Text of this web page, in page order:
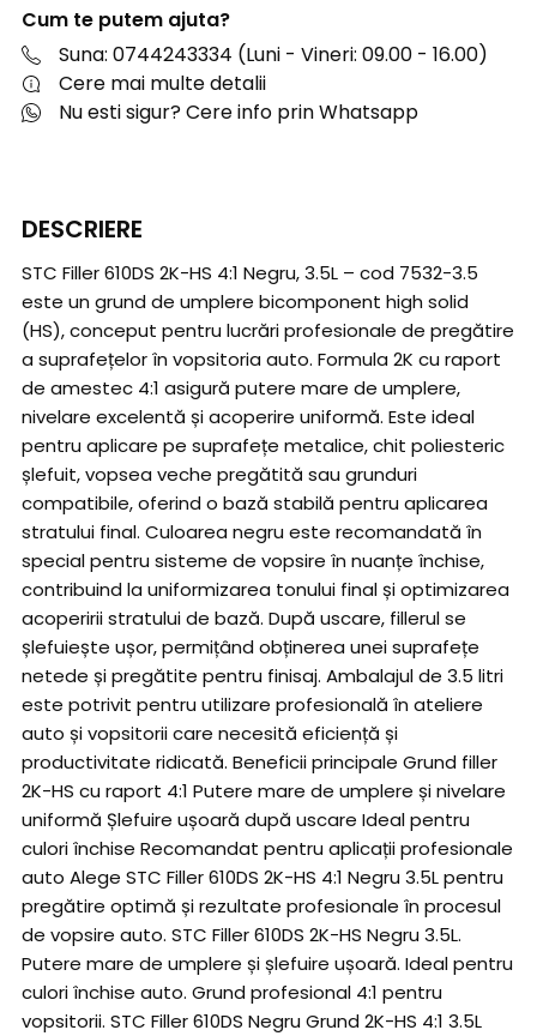
Cum te putem ajuta?
Suna: 0744243334 (Luni - Vineri: 09.00 - 16.00)
Cere mai multe detalii
Nu esti sigur? Cere info prin Whatsapp
DESCRIERE
STC Filler 610DS 2K-HS 4:1 Negru, 3.5L – cod 7532-3.5
este un grund de umplere bicomponent high solid
(HS), conceput pentru lucrări profesionale de pregătire
a suprafețelor în vopsitoria auto. Formula 2K cu raport
de amestec 4:1 asigură putere mare de umplere,
nivelare excelentă și acoperire uniformă. Este ideal
pentru aplicare pe suprafețe metalice, chit poliesteric
șlefuit, vopsea veche pregătită sau grunduri
compatibile, oferind o bază stabilă pentru aplicarea
stratului final. Culoarea negru este recomandată în
special pentru sisteme de vopsire în nuanțe închise,
contribuind la uniformizarea tonului final și optimizarea
acoperirii stratului de bază. După uscare, fillerul se
șlefuiește ușor, permițând obținerea unei suprafețe
netede și pregătite pentru finisaj. Ambalajul de 3.5 litri
este potrivit pentru utilizare profesională în ateliere
auto și vopsitorii care necesită eficiență și
productivitate ridicată. Beneficii principale Grund filler
2K-HS cu raport 4:1 Putere mare de umplere și nivelare
uniformă Șlefuire ușoară după uscare Ideal pentru
culori închise Recomandat pentru aplicații profesionale
auto Alege STC Filler 610DS 2K-HS 4:1 Negru 3.5L pentru
pregătire optimă și rezultate profesionale în procesul
de vopsire auto. STC Filler 610DS 2K-HS Negru 3.5L.
Putere mare de umplere și șlefuire ușoară. Ideal pentru
culori închise auto. Grund profesional 4:1 pentru
vopsitorii. STC Filler 610DS Negru Grund 2K-HS 4:1 3.5L